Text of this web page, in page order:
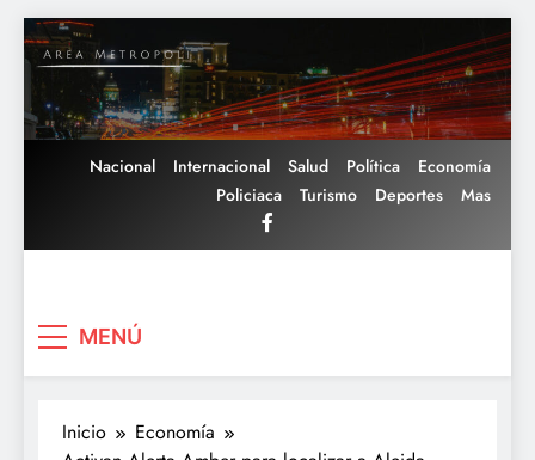
Saltar
al
contenido
Nacional Internacional Salud Política
Economía
Policiaca
Turismo Deportes Mas
MENÚ
Inicio
Economía